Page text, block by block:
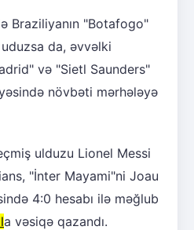
Braziliyanın "Botafogo"
da, əvvəlki
və "Sietl Saunders"
növbəti mərhələyə
ulduzu Lionel Messi
"İnter Mayami"ni Joau
4:0 hesabı ilə məğlub
a vəsiqə qazandı.